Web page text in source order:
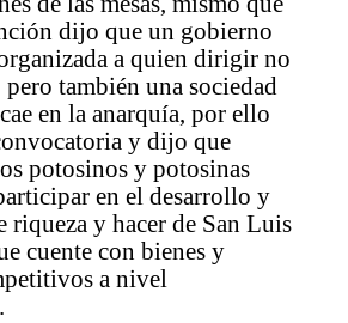
dijo que un gobierno
a quien dirigir no
también una sociedad
en la anarquía, por ello
y dijo que
potosinos y potosinas
en el desarrollo y
riqueza y hacer de San Luis
cuente con bienes y
a nivel